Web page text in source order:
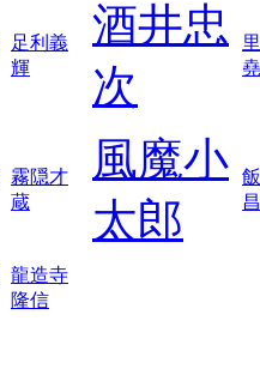
足利義
輝
酒井忠
次
堯
霧隠才
蔵
風魔小
太郎
昌
龍造寺
隆信